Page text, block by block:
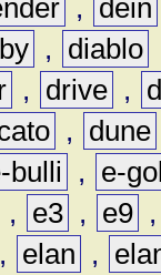
, dein
, diablo
, drive ,
, dune
bulli ,
e-
, e3 , e9
, elan ,